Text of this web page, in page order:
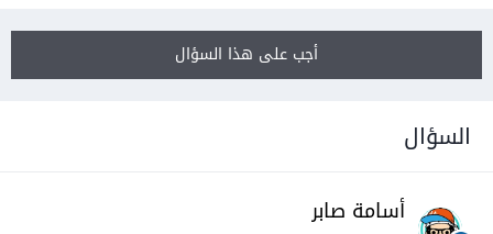
أجب على هذا السؤال
السؤال
أسامة صابر